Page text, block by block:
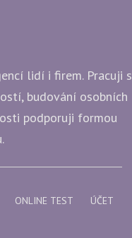
lidí i firem. Pracuji s
budování osobních
podporuji formou
ONLINE TEST ÚČET